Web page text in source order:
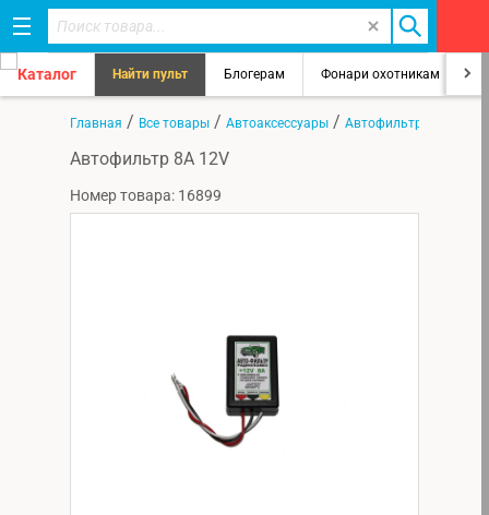
Каталог Найти пульт Блогерам Фонари охотникам
Главная / Все товары / Автоаксессуары / Автофильтры
Автофильтр 8А 12V
Номер товара: 16899